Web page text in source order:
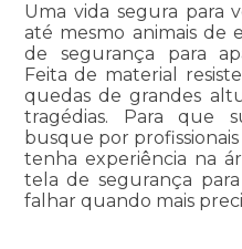
Uma vida segura para
até mesmo animais de
de segurança para
Feita de material
quedas de grandes
tragédias. Para que
busque por
tenha experiência na
tela de segurança
falhar quando mais